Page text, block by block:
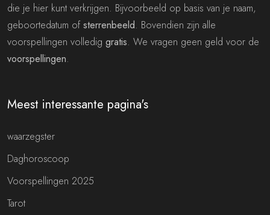
die je hier kunt verkrijgen. Bijvoorbeeld op basis van je naam,
geboortedatum ofsterrenbeeld. Bovendien zijn alle
voorspellingen volledig gratis. We vragen geen geld voor de
voorspellingen.
Meest interessante pagina's
waarzegster
Daghoroscoop
Voorspellingen 2025
Tarot